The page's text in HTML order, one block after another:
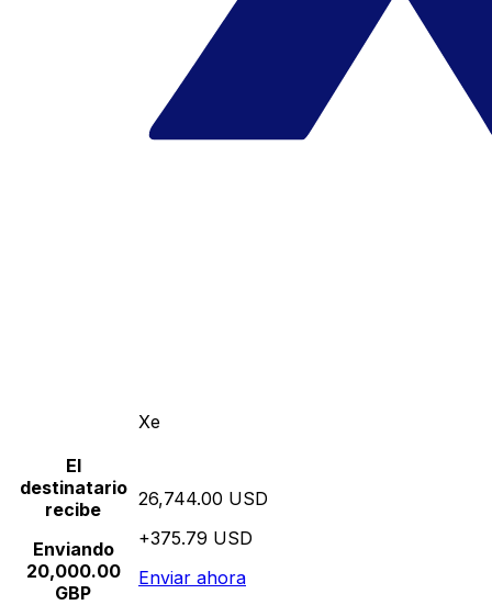
Xe
El
destinatario
recibe
Enviando
20,000.00
GBP
26,744.00 USD
+375.79 USD
Enviar ahora